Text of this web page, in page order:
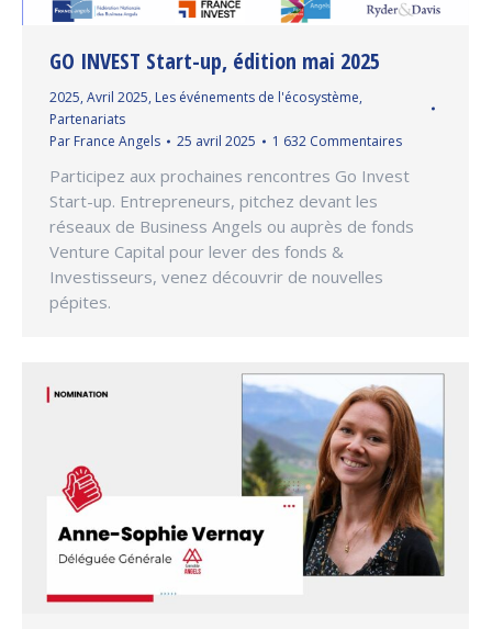
GO INVEST Start-up, édition mai 2025
2025, Avril 2025, Les événements de l'écosystème,
Partenariats
Par France Angels 25 avril 2025 1 632 Commentaires
Participez aux prochaines rencontres Go Invest
Start-up. Entrepreneurs, pitchez devant les
réseaux de Business Angels ou auprès de fonds
Venture Capital pour lever des fonds &
Investisseurs, venez découvrir de nouvelles
pépites.